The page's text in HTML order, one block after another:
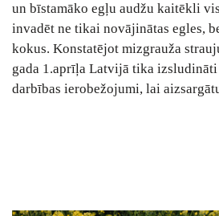
un bīstamāko egļu audžu kaitēkli
invadēt ne tikai novājinātas egles,
kokus. Konstatējot mizgrauža
gada 1.aprīļa Latvijā tika izsludināti
darbības ierobežojumi, lai